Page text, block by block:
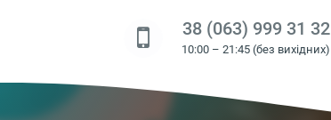
38 (063) 999 31 32
10:00 – 21:45 (без вихідних)